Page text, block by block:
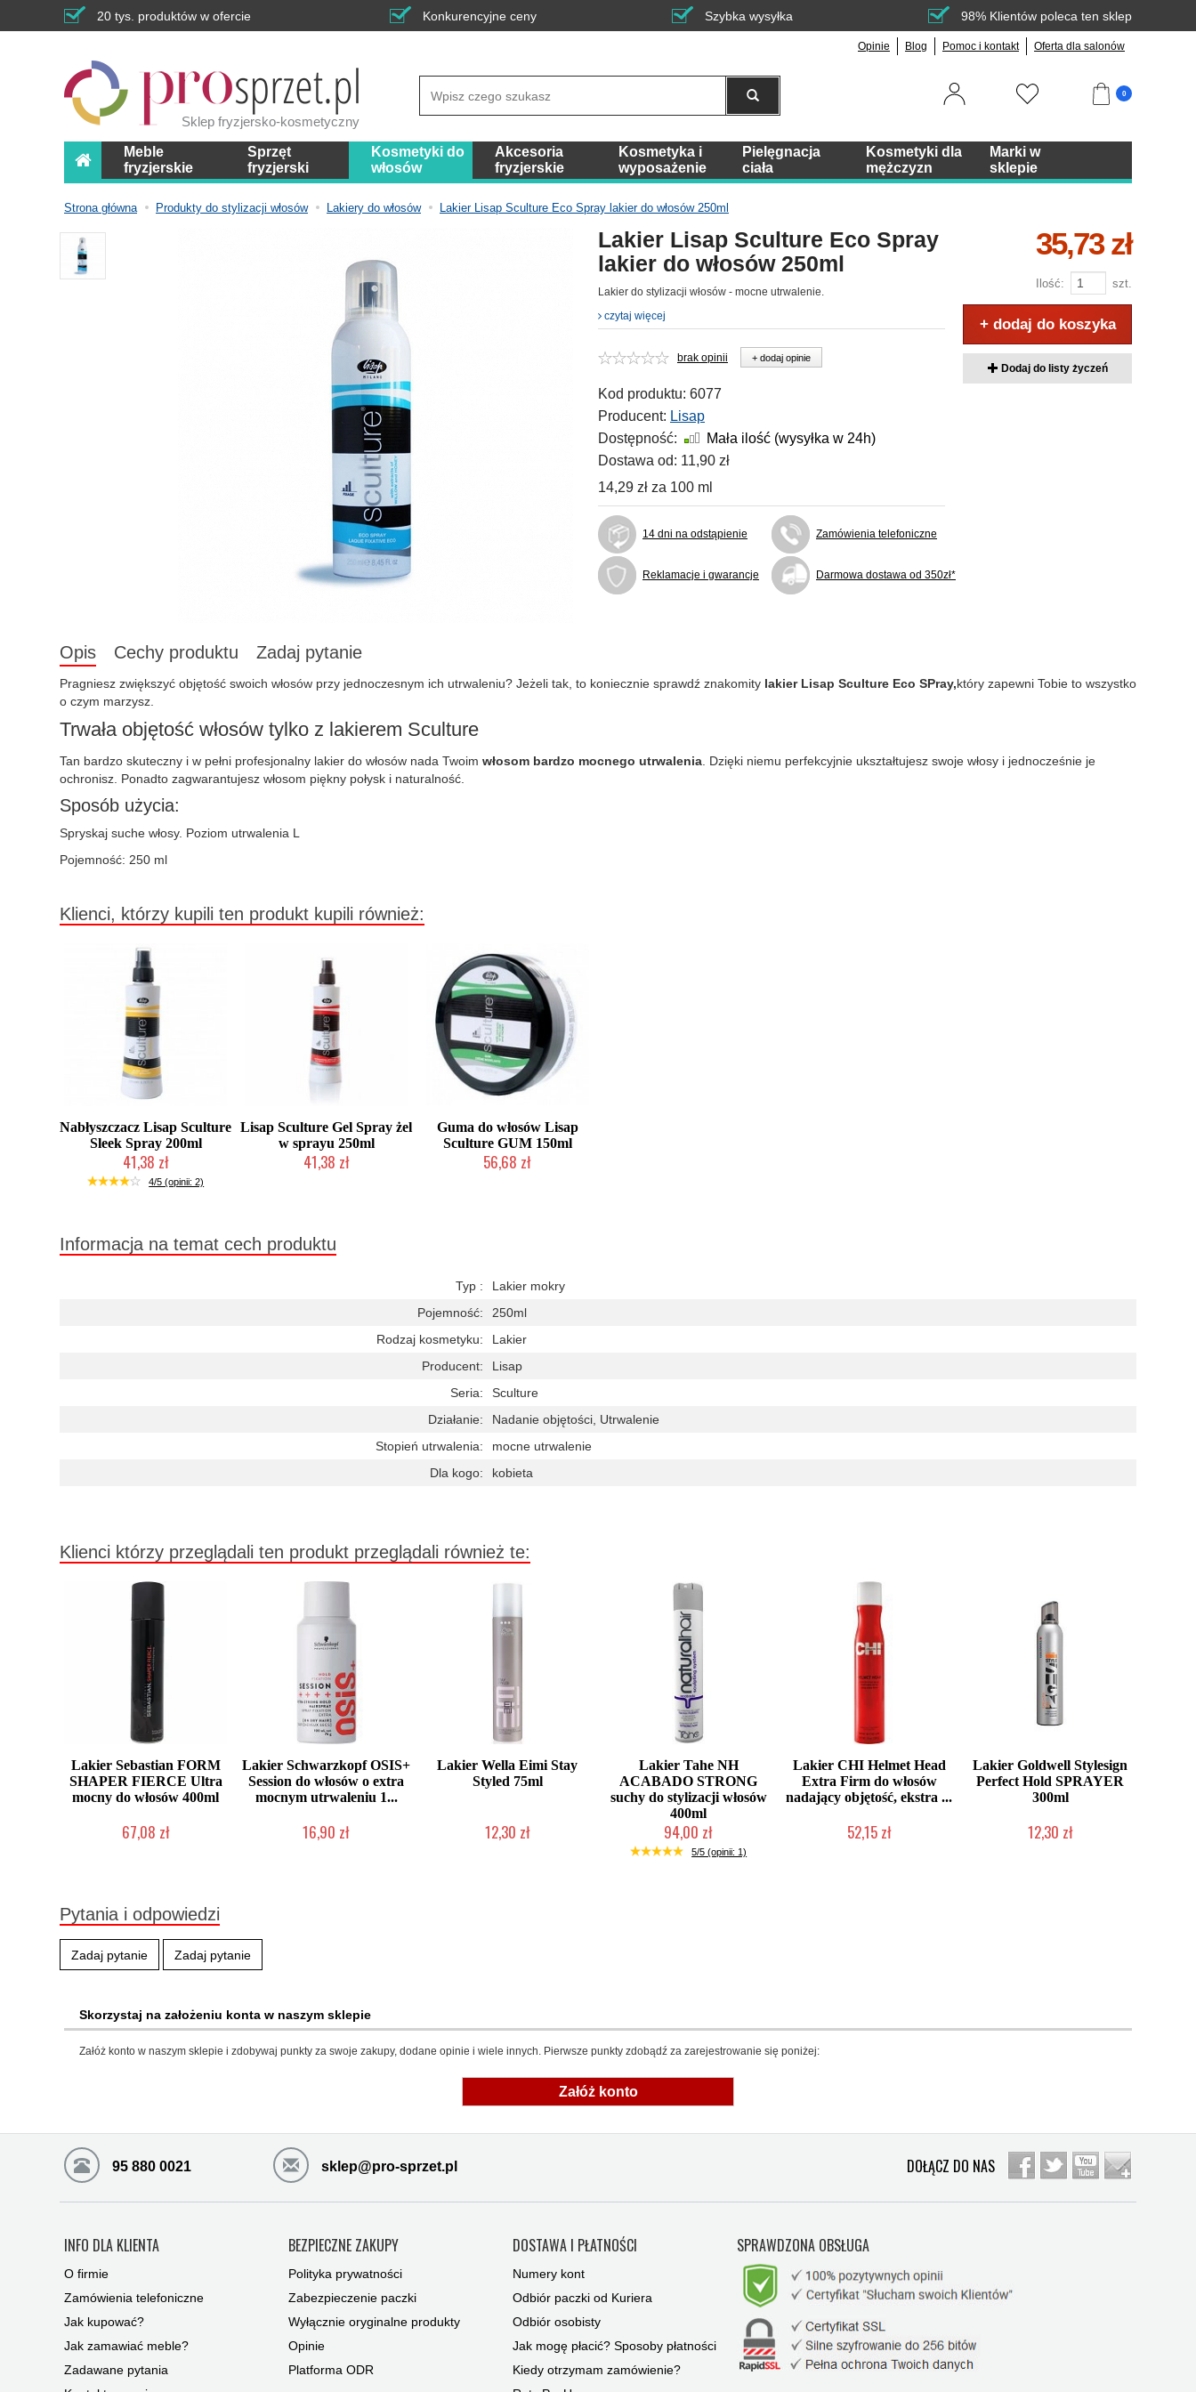
20 tys. produktów w ofercie Konkurencyjne ceny Szybka wysyłka 98% Klientów poleca ten sklep
Opinie Blog Pomoc i kontakt Oferta dla salonów
Sklep fryzjersko-kosmetyczny
0
Meble
fryzjerskie
Sprzęt
fryzjerski
Kosmetyki do
włosów
Akcesoria
fryzjerskie
Kosmetyka i
wyposażenie
Pielęgnacja
ciała
Kosmetyki dla
mężczyzn
Marki w
sklepie
Strona główna Produkty do stylizacji włosów Lakiery do włosów Lakier Lisap Sculture Eco Spray lakier do włosów 250ml
Lakier Lisap Sculture Eco Spray
lakier do włosów 250ml
Lakier do stylizacji włosów - mocne utrwalenie.
czytaj więcej
brak opinii + dodaj opinie
Kod produktu: 6077
Producent: Lisap
Dostępność:
Mała ilość (wysyłka w 24h)
Dostawa od: 11,90 zł
14,29 zł za 100 ml
14 dni na odstąpienie Zamówienia telefoniczne
Reklamacje i gwarancje Darmowa dostawa od 350zł*
35,73 zł
Ilość: szt.
+ dodaj do koszyka
Dodaj do listy życzeń
Opis Cechy produktu Zadaj pytanie
Pragniesz zwiększyć objętość swoich włosów przy jednoczesnym ich utrwaleniu? Jeżeli tak, to koniecznie sprawdź znakomity lakier Lisap Sculture Eco SPray,który zapewni Tobie to wszystko
o czym marzysz.
Trwała objętość włosów tylko z lakierem Sculture
Tan bardzo skuteczny i w pełni profesjonalny lakier do włosów nada Twoim włosom bardzo mocnego utrwalenia . Dzięki niemu perfekcyjnie ukształtujesz swoje włosy i jednocześnie je
ochronisz. Ponadto zagwarantujesz włosom piękny połysk i naturalność.
Sposób użycia:
Spryskaj suche włosy. Poziom utrwalenia L
Pojemność: 250 ml
Klienci, którzy kupili ten produkt kupili również:
Nabłyszczacz Lisap Sculture
Sleek Spray 200ml
41,38 zł
Chwilowo niedostępny
4/5 (opinii: 2)
Lisap Sculture Gel Spray żel
w sprayu 250ml
41,38 zł
Guma do włosów Lisap
Sculture GUM 150ml
56,68 zł
Informacja na temat cech produktu
Typ :
Lakier mokry
Pojemność:
250ml
Rodzaj kosmetyku:
Lakier
Producent:
Lisap
Seria:
Sculture
Działanie:
Nadanie objętości, Utrwalenie
Stopień utrwalenia:
mocne utrwalenie
Dla kogo:
kobieta
Klienci którzy przeglądali ten produkt przeglądali również te:
Lakier Sebastian FORM
SHAPER FIERCE Ultra
mocny do włosów 400ml
67,08 zł
Lakier Schwarzkopf OSIS+
Session do włosów o extra
mocnym utrwaleniu 1...
16,90 zł
Lakier Wella Eimi Stay
Styled 75ml
12,30 zł
Lakier Tahe NH
ACABADO STRONG
suchy do stylizacji włosów
400ml
94,00 zł
Duża ilość (wysyłka w 24h)
5/5 (opinii: 1)
Lakier CHI Helmet Head
Extra Firm do włosów
nadający objętość, ekstra ...
52,15 zł
Lakier Goldwell Stylesign
Perfect Hold SPRAYER
300ml
12,30 zł
Pytania i odpowiedzi
Zadaj pytanie Zadaj pytanie
Skorzystaj na założeniu konta w naszym sklepie
Załóż konto w naszym sklepie i zdobywaj punkty za swoje zakupy, dodane opinie i wiele innych. Pierwsze punkty zdobądź za zarejestrowanie się poniżej:
Załóż konto
95 880 0021 sklep@pro-sprzet.pl DOŁĄCZ DO NAS
INFO DLA KLIENTA
O firmie
Zamówienia telefoniczne
Jak kupować?
Jak zamawiać meble?
Zadawane pytania
BEZPIECZNE ZAKUPY
Polityka prywatności
Zabezpieczenie paczki
Wyłącznie oryginalne produkty
Opinie
Platforma ODR
DOSTAWA I PŁATNOŚCI
Numery kont
Odbiór paczki od Kuriera
Odbiór osobisty
Jak mogę płacić? Sposoby płatności
Kiedy otrzymam zamówienie?
SPRAWDZONA OBSŁUGA